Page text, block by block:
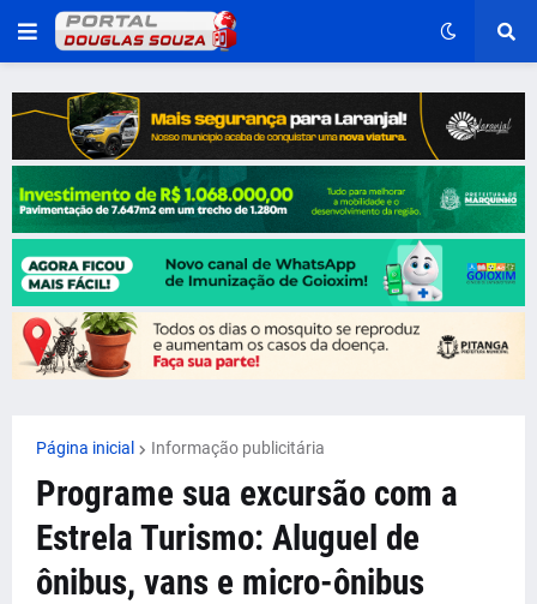
Página inicial Informação publicitária
Programe sua excursão com a
Estrela Turismo: Aluguel de
ônibus, vans e micro-ônibus